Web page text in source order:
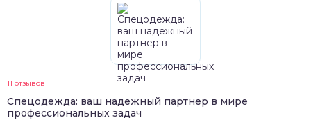
11 отзывов
Спецодежда: ваш надежный партнер в мире
профессиональных задач